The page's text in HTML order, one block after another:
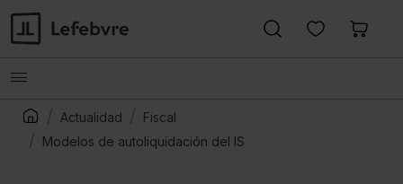
Actualidad
Fiscal
Modelos de autoliquidación del IS